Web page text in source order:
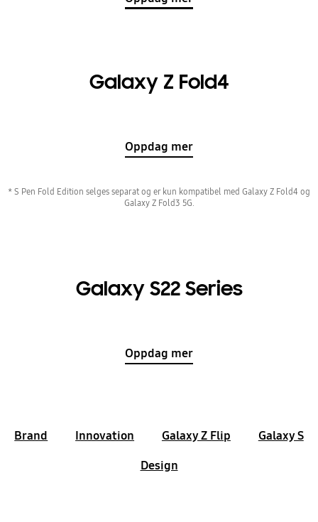
Galaxy Z Fold4
Oppdag mer
* S Pen Fold Edition selges separat og er kun kompatibel med Galaxy Z Fold4 og
Galaxy Z Fold3 5G.
Galaxy S22 Series
Oppdag mer
Brand Innovation Galaxy Z Flip
Galaxy S
Design